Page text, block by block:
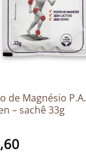
de Magnésio P.A.
– sachê 33g